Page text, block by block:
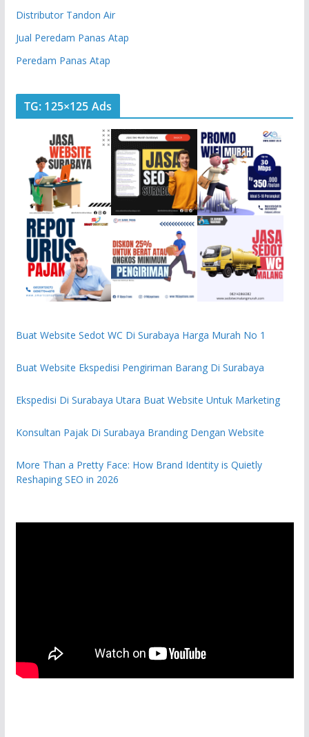
Distributor Tandon Air
Jual Peredam Panas Atap
Peredam Panas Atap
TG: 125×125 Ads
Buat Website Sedot WC Di Surabaya Harga Murah No 1
Buat Website Ekspedisi Pengiriman Barang Di Surabaya
Ekspedisi Di Surabaya Utara Buat Website Untuk Marketing
Konsultan Pajak Di Surabaya Branding Dengan Website
More Than a Pretty Face: How Brand Identity is Quietly
Reshaping SEO in 2026